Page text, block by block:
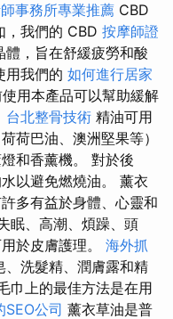
事務所專業推薦 CBD
，我們的 CBD 按摩師證
，旨在舒緩疲勞和酸
用我們的 如何進行居家
用本產品可以幫助緩解
台北整骨技術 精油可用
荷巴油、澳洲堅果等）
和香薰機。 對於後
以避免燃燒油。 薰衣
多有益於身體、心靈和
眠、高潮、煩躁、頭
於皮膚護理。 海外抓
、洗髮精、潤膚露和精
巾上的最佳方法是在用
SEO公司 薰衣草油是普